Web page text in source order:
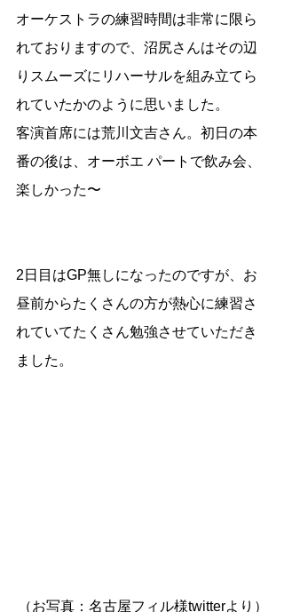
オーケストラの練習時間は非常に限ら
れておりますので、沼尻さんはその辺
りスムーズにリハーサルを組み立てら
れていたかのように思いました。
客演首席には荒川文吉さん。初日の本
番の後は、オーボエ パートで飲み会、
楽しかった〜
2日目はGP無しになったのですが、お
昼前からたくさんの方が熱心に練習さ
れていてたくさん勉強させていただき
ました。
（お写真：名古屋フィル様twitterより）